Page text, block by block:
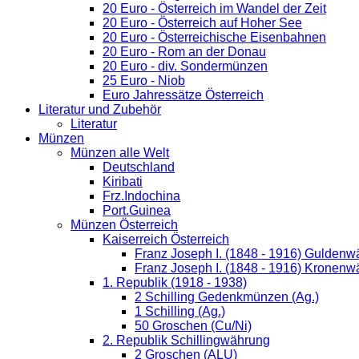
20 Euro - Österreich im Wandel der Zeit
20 Euro - Österreich auf Hoher See
20 Euro - Österreichische Eisenbahnen
20 Euro - Rom an der Donau
20 Euro - div. Sondermünzen
25 Euro - Niob
Euro Jahressätze Österreich
Literatur und Zubehör
Literatur
Münzen
Münzen alle Welt
Deutschland
Kiribati
Frz.Indochina
Port.Guinea
Münzen Österreich
Kaiserreich Österreich
Franz Joseph I. (1848 - 1916)
Franz Joseph I. (1848 - 1916)
1. Republik (1918 - 1938)
2 Schilling Gedenkmünzen (Ag.)
1 Schilling (Ag.)
50 Groschen (Cu/Ni)
2. Republik Schillingwährung
2 Groschen (ALU)